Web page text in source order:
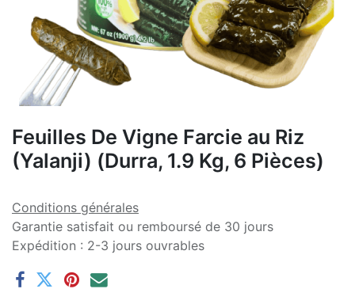
Feuilles De Vigne Farcie au Riz
(Yalanji) (Durra, 1.9 Kg, 6 Pièces)
Conditions générales
Garantie satisfait ou remboursé de 30 jours
Expédition : 2-3 jours ouvrables